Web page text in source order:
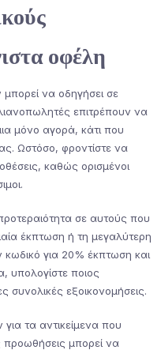
οφέλη
να οδηγήσει σε
επιτρέπουν να
μόνο αγορά, κάτι που
Ωστόσο, φροντίστε να
καθώς ορισμένοι
σε αυτούς που
έκπτωση ή τη μεγαλύτερη
για 20% έκπτωση και
υπολογίστε ποιος
συνολικές εξοικονομήσεις.
τα αντικείμενα που
προωθήσεις μπορεί να